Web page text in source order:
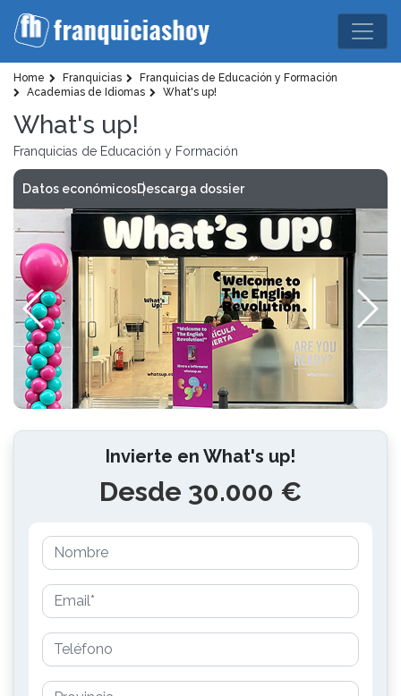
Home Franquicias
Franquicias de Educación y Formación
Academias de Idiomas
What's up!
What's up!
Franquicias de Educación y Formación
Datos económicosDescarga dossier
Invierte en What's up!
Desde 30.000 €